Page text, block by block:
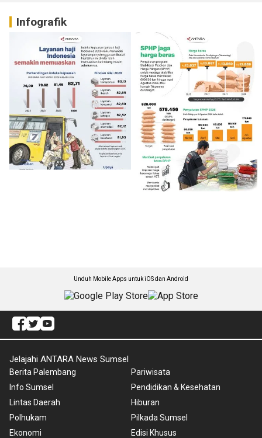
Infografik
Unduh Mobile Apps untuk iOS dan Android
Jelajahi ANTARA News Sumsel
Berita Palembang
Info Sumsel
Lintas Daerah
Polhukam
Ekonomi
Pariwisata
Pendidikan & Kesehatan
Hiburan
Pilkada Sumsel
Edisi Khusus